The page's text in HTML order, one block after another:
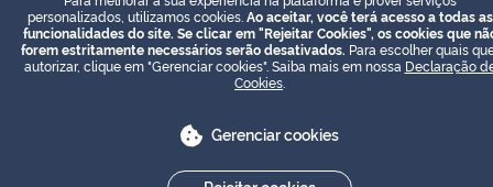
personalizados, utilizamos cookies. Ao aceitar, você terá acesso a todas as
funcionalidades do site. Se clicar em "Rejeitar Cookies", os cookies que
forem estritamente necessários serão desativados. Para escolher quais
autorizar, clique em "Gerenciar cookies". Saiba mais em nossa Declaração
Cookies
Gerenciar cookies